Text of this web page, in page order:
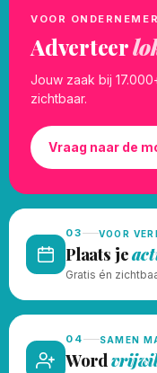
VOOR
Adverteer
Jouw zaak bij
zichtbaar.
Vraag naar de
03 VOOR
Plaats je
Gratis én
04 SAMEN
Word